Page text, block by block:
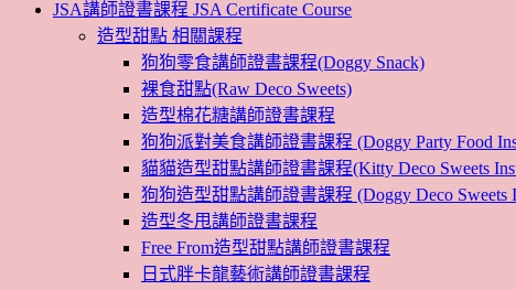
JSA講師證書課程 JSA Certificate Course
造型甜點 相關課程
狗狗零食講師證書課程(Doggy Snack)
裸食甜點(Raw Deco Sweets)
造型棉花糖講師證書課程
狗狗派對美食講師證書課程 (Doggy Party Food
貓貓造型甜點講師證書課程(Kitty Deco Sweets
狗狗造型甜點講師證書課程 (Doggy Deco Sweets
造型冬甩講師證書課程
Free From造型甜點講師證書課程
日式胖卡龍藝術講師證書課程